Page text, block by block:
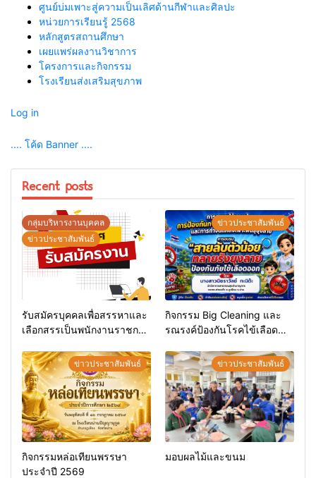
ศูนย์บ่มเพาะสู่ความเป็นเลิศด้านกีฬาและศิลปะ
หน่วยการเรียนรู้ 2568
หลักสูตรสถานศึกษา
เผยแพร่ผลงานวิชาการ
โครงการและกิจกรรม
โรงเรียนส่งเสริมสุขภาพ
Log in
.... โค้ด Banner ....
Recent posts
กลุ่มบริหารงานบุคคล
ข่าวประชาสัมพันธ์
รับสมัครบุคคลเพื่อสรรหาและ
เลือกสรรเป็นพนักงานราชการ
ข่าวประชาสัมพันธ์
กิจกรรม Big Cleaning และ
รณรงค์ป้องกันโรคไข้เลือด
ข่าวประชาสัมพันธ์
กิจกรรมหล่อเทียนพรรษา
ประจำปี 2569
ข่าวประชาสัมพันธ์
มอบผลไม้และขนม